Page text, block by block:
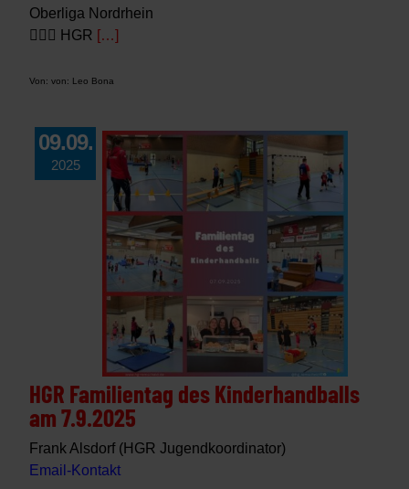
Oberliga Nordrhein
🤾🏼‍♂️ HGR […]
Von: von: Leo Bona
09.09.
2025
HGR Familientag des Kinderhandballs
am 7.9.2025
Frank Alsdorf (HGR Jugendkoordinator)
Email-Kontakt